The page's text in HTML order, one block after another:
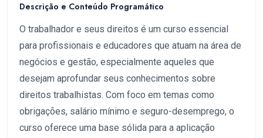
Descrição e Conteúdo Programático
O trabalhador e seus direitos é um curso essencial
para profissionais e educadores que atuam na área de
negócios e gestão, especialmente aqueles que
desejam aprofundar seus conhecimentos sobre
direitos trabalhistas. Com foco em temas como
obrigações, salário mínimo e seguro-desemprego, o
curso oferece uma base sólida para a aplicação